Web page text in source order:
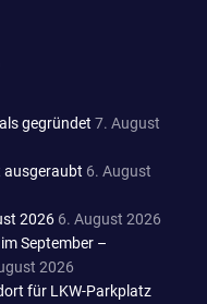
gegründet 7. August
ausgeraubt 6. August
2026 6. August 2026
September –
2026
für LKW-Parkplatz